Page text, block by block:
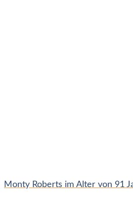
Monty Roberts im Alter von 91